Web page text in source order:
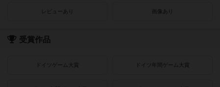
レビューあり 画像あり
受賞作品
ドイツゲーム大賞 ドイツ年間ゲーム大賞